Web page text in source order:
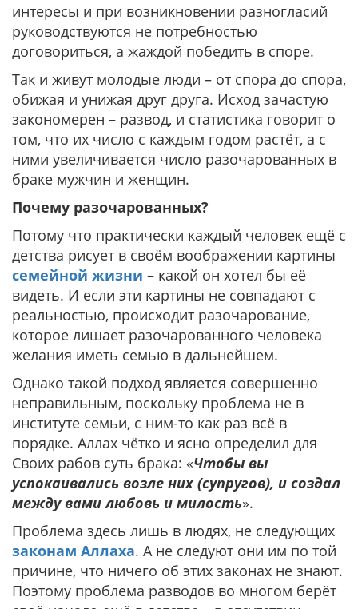
интересы и при возникновении разногласий
руководствуются не потребностью
договориться, а жаждой победить в споре.
Так и живут молодые люди – от спора до спора,
обижая и унижая друг друга. Исход зачастую
закономерен – развод, и статистика говорит о
том, что их число с каждым годом растёт, а с
ними увеличивается число разочарованных в
браке мужчин и женщин.
Почему разочарованных?
Потому что практически каждый человек ещё с
детства рисует в своём воображении картины
семейной жизни – какой он хотел бы её
видеть. И если эти картины не совпадают с
реальностью, происходит разочарование,
которое лишает разочарованного человека
желания иметь семью в дальнейшем.
Однако такой подход является совершенно
неправильным, поскольку проблема не в
институте семьи, с ним-то как раз всё в
порядке. Аллах чётко и ясно определил для
Своих рабов суть брака: «Чтобы вы
успокаивались возле них (супругов), и создал
между вами любовь и милость».
Проблема здесь лишь в людях, не следующих
законам Аллаха. А не следуют они им по той
причине, что ничего об этих законах не знают.
Поэтому проблема разводов во многом берёт